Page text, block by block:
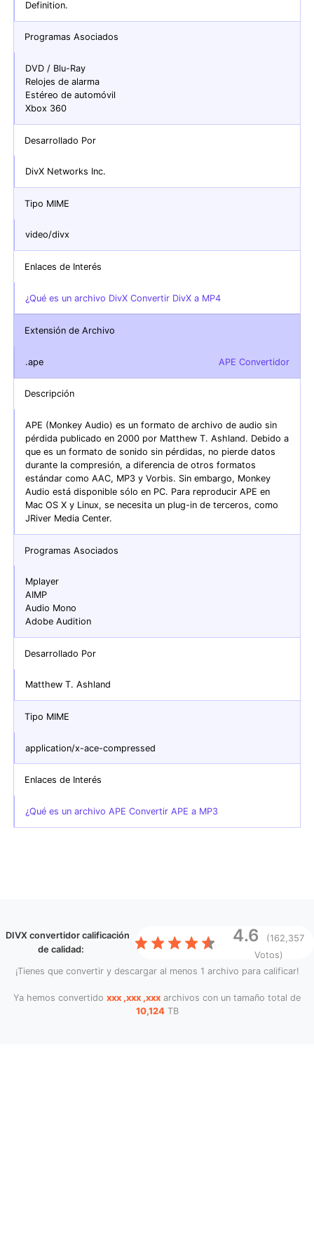
Definition.
Programas Asociados
DVD / Blu-Ray
Relojes de alarma
Estéreo de automóvil
Xbox 360
Desarrollado Por
DivX Networks Inc.
Tipo MIME
video/divx
Enlaces de Interés
¿Qué es un archivo DivX Convertir DivX a MP4
Extensión de Archivo
.ape APE Convertidor
Descripción
APE (Monkey Audio) es un formato de archivo de audio sin
pérdida publicado en 2000 por Matthew T. Ashland. Debido a
que es un formato de sonido sin pérdidas, no pierde datos
durante la compresión, a diferencia de otros formatos
estándar como AAC, MP3 y Vorbis. Sin embargo, Monkey
Audio está disponible sólo en PC. Para reproducir APE en
Mac OS X y Linux, se necesita un plug-in de terceros, como
JRiver Media Center.
Programas Asociados
Mplayer
AIMP
Audio Mono
Adobe Audition
Desarrollado Por
Matthew T. Ashland
Tipo MIME
application/x-ace-compressed
Enlaces de Interés
¿Qué es un archivo APE Convertir APE a MP3
DIVX convertidor calificación
de calidad:
4.6
(162,357
Votos)
¡Tienes que convertir y descargar al menos 1 archivo para calificar!
Ya hemos convertido xxx ,xxx ,xxx archivos con un tamaño total de
10,124TB